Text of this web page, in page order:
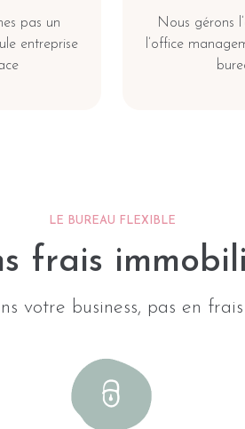
pas un
entreprise
Nous gérons
l’office
LE BUREAU FLEXIBLE
frais
votre business, pas en